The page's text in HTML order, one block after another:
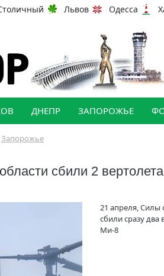
Львов Одесса
ДНЕПР ЗАПОРОЖЬЕ
Запорожье
сбили 2
21 апреля,
сбили сразу два
Ми-8